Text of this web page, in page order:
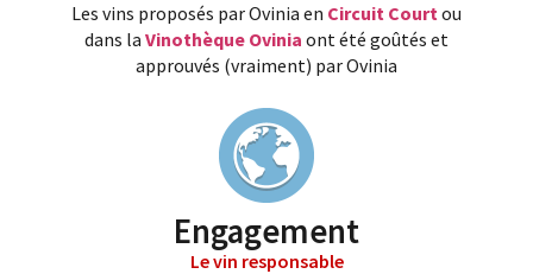
Les vins proposés par Ovinia en Circuit Courtou
dans la Vinothèque Ovinia ont été goûtés et
approuvés (vraiment) par Ovinia
Engagement
Le vin responsable